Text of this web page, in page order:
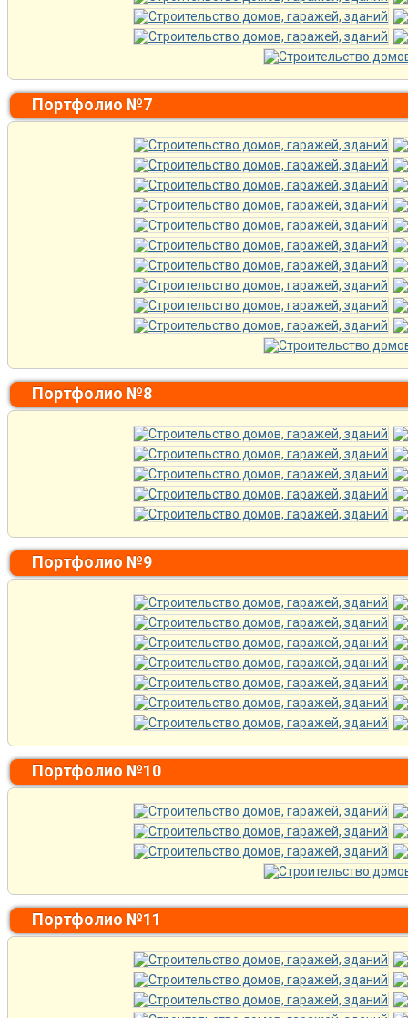
Портфолио №7
Портфолио №8
Портфолио №9
Портфолио №10
Портфолио №11